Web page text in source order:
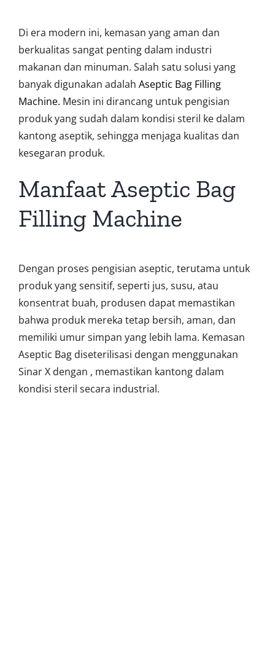
Di era modern ini, kemasan yang aman dan
berkualitas sangat penting dalam industri
makanan dan minuman. Salah satu solusi yang
banyak digunakan adalah Aseptic Bag Filling
Machine. Mesin ini dirancang untuk pengisian
produk yang sudah dalam kondisi steril ke dalam
kantong aseptik, sehingga menjaga kualitas dan
kesegaran produk.
Manfaat Aseptic Bag
Filling Machine
Dengan proses pengisian aseptic, terutama untuk
produk yang sensitif, seperti jus, susu, atau
konsentrat buah, produsen dapat memastikan
bahwa produk mereka tetap bersih, aman, dan
memiliki umur simpan yang lebih lama. Kemasan
Aseptic Bag diseterilisasi dengan menggunakan
Sinar X dengan , memastikan kantong dalam
kondisi steril secara industrial.